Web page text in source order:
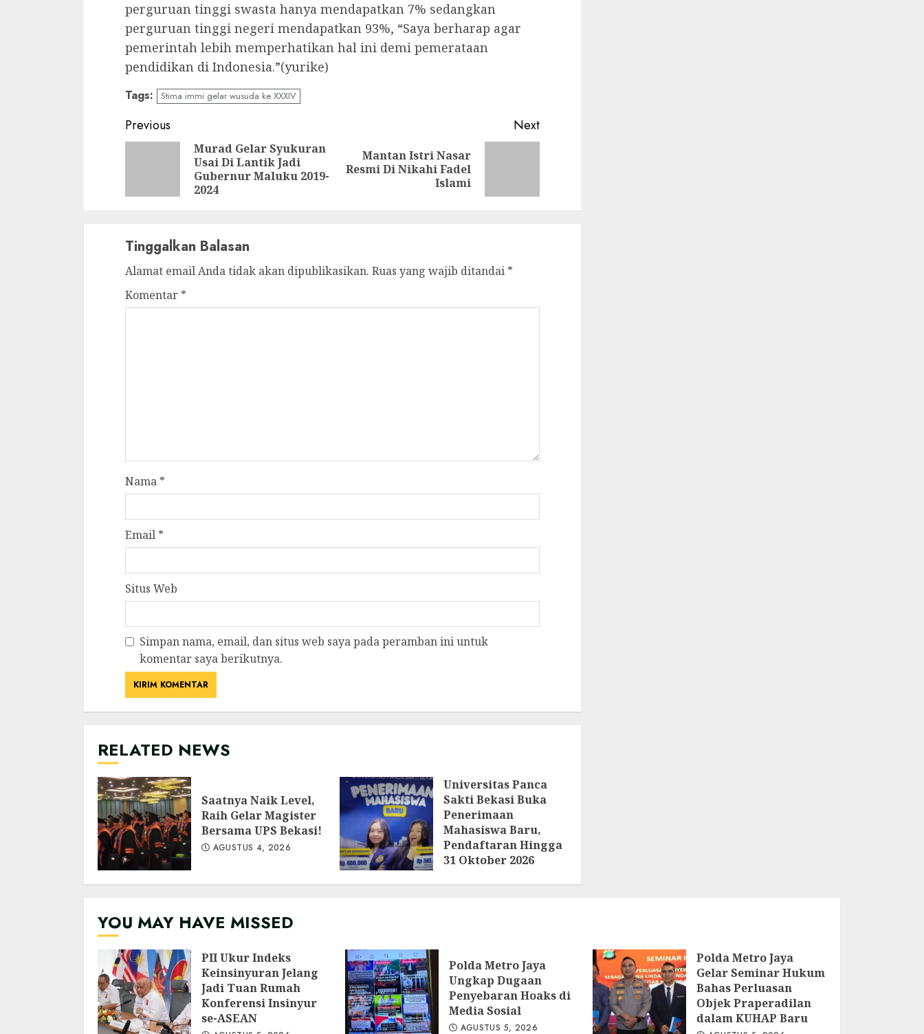
perguruan tinggi swasta hanya mendapatkan 7% sedangkan
perguruan tinggi negeri mendapatkan 93%, “Saya berharap agar
pemerintah lebih memperhatikan hal ini demi pemerataan
pendidikan di Indonesia.”(yurike)
Tags: Stima immi gelar wusuda ke XXXIV
Continue
Reading
Previous
Previous
Murad Gelar Syukuran
Usai Di Lantik Jadi
Gubernur Maluku 2019-
2024
Next
Next
Mantan Istri Nasar
Resmi Di Nikahi Fadel
Islami
Tinggalkan Balasan
Alamat email Anda tidak akan dipublikasikan. Ruas yang wajib ditandai *
Komentar *
Nama *
Email *
Situs Web
Simpan nama, email, dan situs web saya pada peramban ini untuk
komentar saya berikutnya.
RELATED NEWS
Saatnya Naik Level,
Raih Gelar Magister
Bersama UPS Bekasi!
AGUSTUS 4, 2026
Universitas Panca
Sakti Bekasi Buka
Penerimaan
Mahasiswa Baru,
Pendaftaran Hingga
31 Oktober 2026
YOU MAY HAVE MISSED
PII Ukur Indeks
Keinsinyuran Jelang
Jadi Tuan Rumah
Konferensi Insinyur
se-ASEAN
Polda Metro Jaya
Ungkap Dugaan
Penyebaran Hoaks di
Media Sosial
AGUSTUS 5, 2026
Polda Metro Jaya
Gelar Seminar Hukum
Bahas Perluasan
Objek Praperadilan
dalam KUHAP Baru